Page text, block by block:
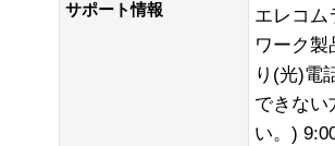
サポート情報
エレコム
ワーク製
り(光)電
できない
い。)